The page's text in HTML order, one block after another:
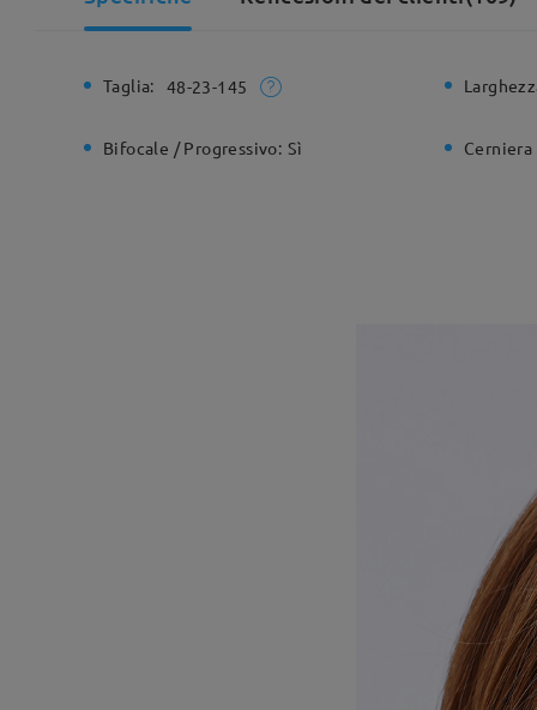
Taglia: 48-23-145
Bifocale / Progressivo: Sì Cerniera